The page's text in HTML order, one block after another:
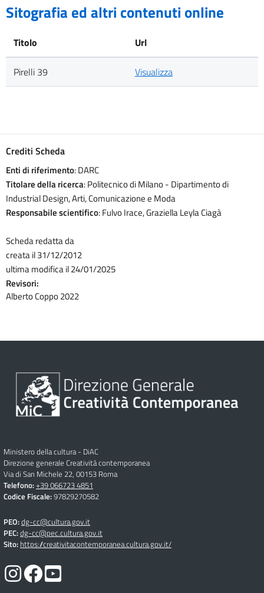
Sitografia ed altri contenuti online
Titolo Url
Pirelli 39 Visualizza
Crediti Scheda
Enti di riferimento: DARC
Titolare della ricerca: Politecnico di Milano - Dipartimento di
Industrial Design, Arti, Comunicazione e Moda
Responsabile scientifico: Fulvo Irace, Graziella Leyla Ciagà
Scheda redatta da
creata il 31/12/2012
ultima modifica il 24/01/2025
Revisori:
Alberto Coppo 2022
Ministero della cultura - DiAC
Direzione generale Creatività contemporanea
Via di San Michele 22, 00153 Roma
Telefono:+39 066723 4851
Codice Fiscale:97829270582
PEO:dg-cc@cultura.gov.it
PEC:dg-cc@pec.cultura.gov.it
Sito: https://creativitacontemporanea.cultura.gov.it/